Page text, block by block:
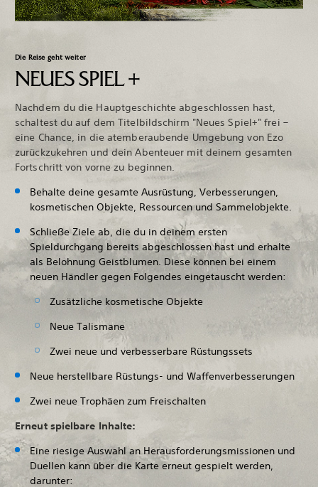
Die Reise geht weiter
NEUES SPIEL +
Nachdem du die Hauptgeschichte abgeschlossen hast,
schaltest du auf dem Titelbildschirm "Neues Spiel+" frei –
eine Chance, in die atemberaubende Umgebung von Ezo
zurückzukehren und dein Abenteuer mit deinem gesamten
Fortschritt von vorne zu beginnen.
Behalte deine gesamte Ausrüstung, Verbesserungen,
kosmetischen Objekte, Ressourcen und Sammelobjekte.
Schließe Ziele ab, die du in deinem ersten
Spieldurchgang bereits abgeschlossen hast und erhalte
als Belohnung Geistblumen. Diese können bei einem
neuen Händler gegen Folgendes eingetauscht werden:
Zusätzliche kosmetische Objekte
Neue Talismane
Zwei neue und verbesserbare Rüstungssets
Neue herstellbare Rüstungs- und Waffenverbesserungen
Zwei neue Trophäen zum Freischalten
Erneut spielbare Inhalte:
Eine riesige Auswahl an Herausforderungsmissionen und
Duellen kann über die Karte erneut gespielt werden,
darunter: